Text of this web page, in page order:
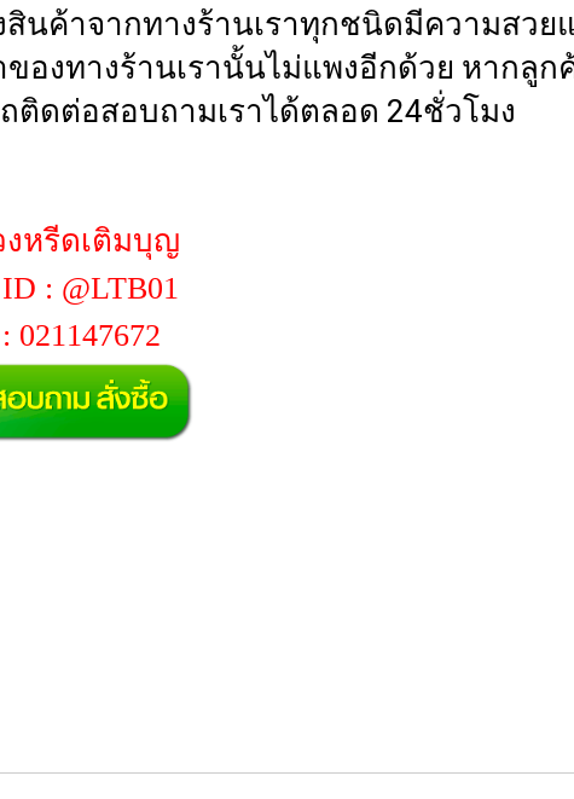
นค้าจากทางร้านเราทุกชนิดมีความสว
งทางร้านเรานั้นไม่แพงอีกด้วย หากลูก
ติดต่อสอบถามเราได้ตลอด 24ชั่วโมง
หรีดเติมบุญ
: @LTB01
021147672